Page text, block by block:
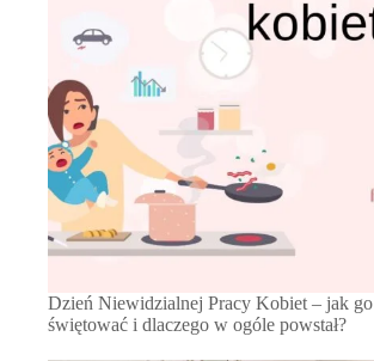
Dzień Niewidzialnej Pracy Kobiet – jak go
świętować i dlaczego w ogóle powstał?